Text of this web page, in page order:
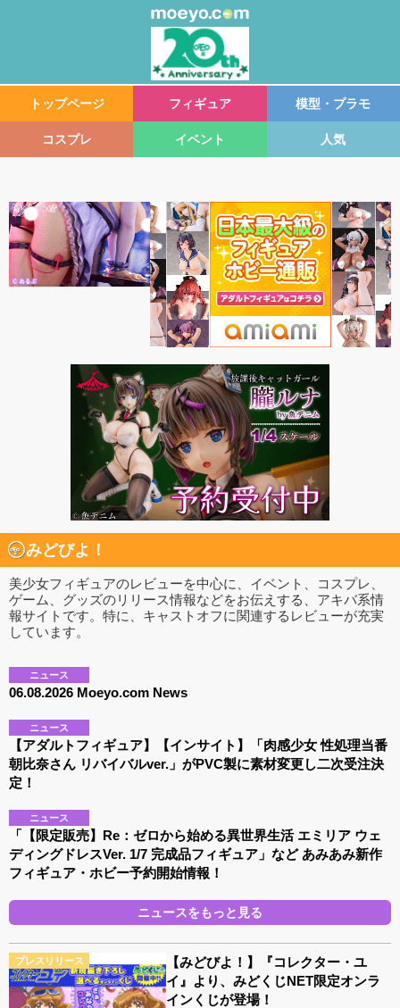
トップページ フィギュア 模型・プラモ
コスプレ イベント 人気
みどびよ！
美少女フィギュアのレビューを中心に、イベント、コスプレ、
ゲーム、グッズのリリース情報などをお伝えする、アキバ系情
報サイトです。特に、キャストオフに関連するレビューが充実
しています。
ニュース
06.08.2026 Moeyo.com News
ニュース
【アダルトフィギュア】【インサイト】「肉感少女 性処理当番
朝比奈さん リバイバルver.」がPVC製に素材変更し二次受注決
定！
ニュース
「【限定販売】Re：ゼロから始める異世界生活 エミリア ウェ
ディングドレスVer. 1/7 完成品フィギュア」など あみあみ新作
フィギュア・ホビー予約開始情報！
ニュースをもっと見る
プレスリリース
【みどびよ！】『コレクター・ユ
イ』より、みどくじNET限定オンラ
インくじが登場！